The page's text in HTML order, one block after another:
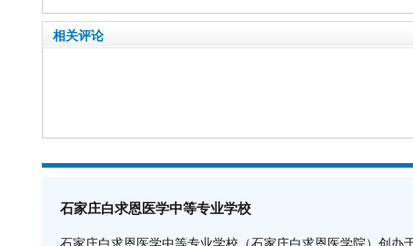
相关评论
石家庄白求恩医学中等专业学校